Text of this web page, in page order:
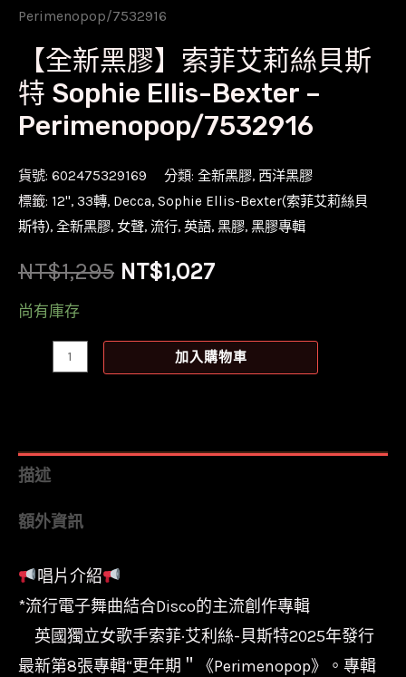
Perimenopop/7532916
【全新黑膠】索菲艾莉絲貝斯
特 Sophie Ellis-Bexter –
Perimenopop/7532916
貨號: 602475329169 分類: 全新黑膠, 西洋黑膠
標籤: 12'', 33轉, Decca, Sophie Ellis-Bexter(索菲艾莉絲貝
斯特), 全新黑膠, 女聲, 流行, 英語, 黑膠, 黑膠專輯
NT$1,295 原
NT$1,027目
價
尚有庫存
索
艾
絲
貝
特
加入購物車
描述
額外資訊
唱片介紹
*流行電子舞曲結合Disco的主流創作專輯
英國獨立女歌手索菲·艾利絲-貝斯特2025年發行
最新第8張專輯“更年期＂《Perimenopop》。專輯